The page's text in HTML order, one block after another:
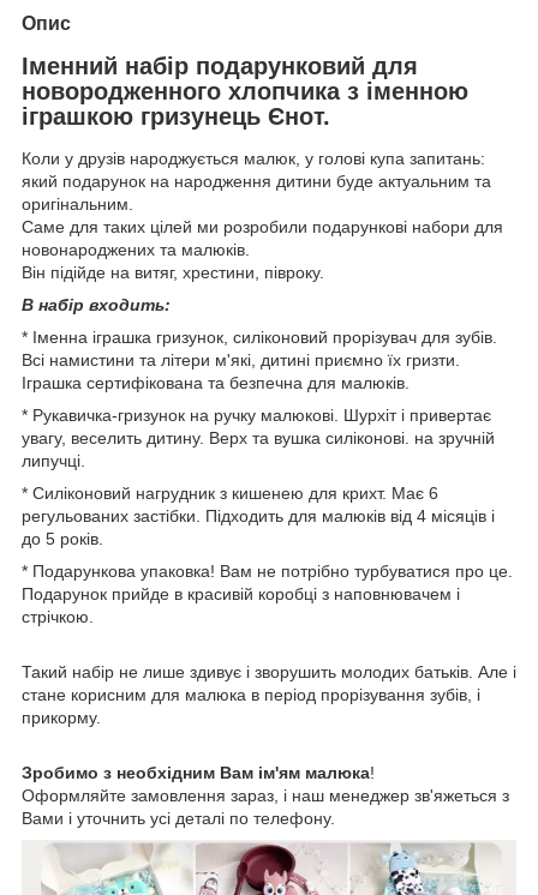
Опис
Іменний набір подарунковий для
новородженного хлопчика з іменною
іграшкою гризунець Єнот.
Коли у друзів народжується малюк, у голові купа запитань:
який подарунок на народження дитини буде актуальним та
оригінальним.
Саме для таких цілей ми розробили подарункові набори для
новонароджених та малюків.
Він підійде на витяг, хрестини, півроку.
В набір входить:
* Іменна іграшка гризунок, силіконовий прорізувач для зубів.
Всі намистини та літери м'які, дитині приємно їх гризти.
Іграшка сертифікована та безпечна для малюків.
* Рукавичка-гризунок на ручку малюкові. Шурхіт і привертає
увагу, веселить дитину. Верх та вушка силіконові. на зручній
липучці.
* Силіконовий нагрудник з кишенею для крихт. Має 6
регульованих застібки. Підходить для малюків від 4 місяців і
до 5 років.
* Подарункова упаковка! Вам не потрібно турбуватися про це.
Подарунок прийде в красивій коробці з наповнювачем і
стрічкою.
Такий набір не лише здивує і зворушить молодих батьків. Але і
стане корисним для малюка в період прорізування зубів, і
прикорму.
Зробимо з необхідним Вам ім'ям малюка!
Оформляйте замовлення зараз, і наш менеджер зв'яжеться з
Вами і уточнить усі деталі по телефону.